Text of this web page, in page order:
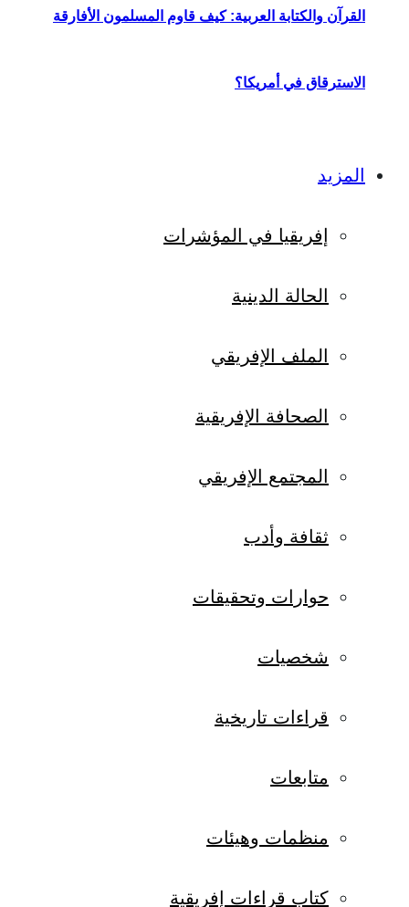
القرآن والكتابة العربية: كيف قاوم المسلمون الأفارقة
الاسترقاق في أمريكا؟
المزيد
إفريقيا في المؤشرات
الحالة الدينية
الملف الإفريقي
الصحافة الإفريقية
المجتمع الإفريقي
ثقافة وأدب
حوارات وتحقيقات
شخصيات
قراءات تاريخية
متابعات
منظمات وهيئات
كتاب قراءات إفريقية